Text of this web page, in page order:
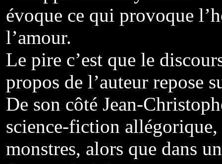
évoque ce qui provoque
l’amour.
Le pire c’est que le
propos de l’auteur repose
De son côté Jean-
science-fiction
monstres, alors que dans